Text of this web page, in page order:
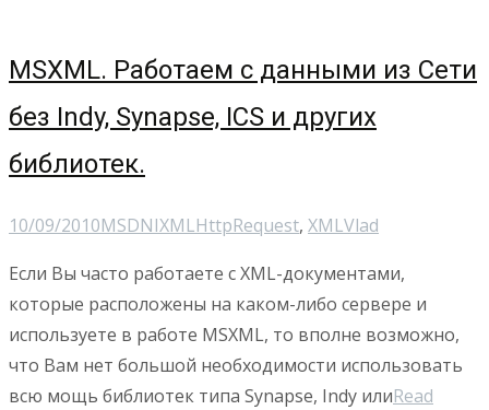
MSXML. Работаем с данными из Сети
без Indy, Synapse, ICS и других
библиотек.
10/09/2010MSDNIXMLHttpRequest, XMLVlad
Если Вы часто работаете с XML-документами,
которые расположены на каком-либо сервере и
используете в работе MSXML, то вполне возможно,
что Вам нет большой необходимости использовать
всю мощь библиотек типа Synapse, Indy илиRead